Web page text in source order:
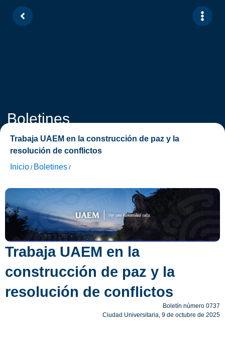
Boletines
Trabaja UAEM en la construcción de paz y la
resolución de conflictos
Inicio / Boletines /
Trabaja UAEM en la
construcción de paz y la
resolución de conflictos
Boletín número 0737
Ciudad Universitaria, 9 de octubre de 2025